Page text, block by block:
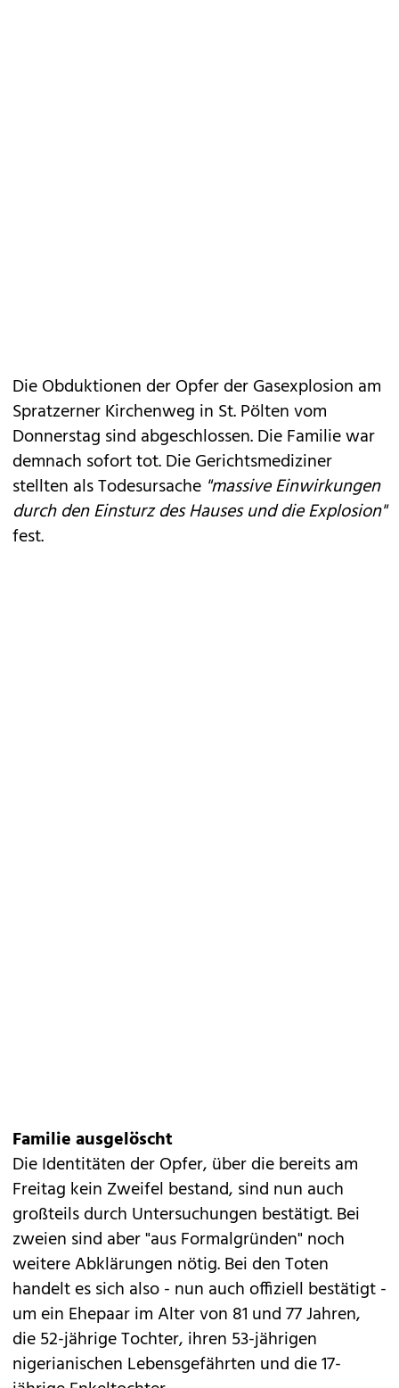
Die Obduktionen der Opfer der Gasexplosion am
Spratzerner Kirchenweg in St. Pölten vom
Donnerstag sind abgeschlossen. Die Familie war
demnach sofort tot. Die Gerichtsmediziner
stellten als Todesursache "massive Einwirkungen
durch den Einsturz des Hauses und die Explosion"
fest.
Familie ausgelöscht
Die Identitäten der Opfer, über die bereits am
Freitag kein Zweifel bestand, sind nun auch
großteils durch Untersuchungen bestätigt. Bei
zweien sind aber "aus Formalgründen" noch
weitere Abklärungen nötig. Bei den Toten
handelt es sich also - nun auch offiziell bestätigt -
um ein Ehepaar im Alter von 81 und 77 Jahren,
die 52-jährige Tochter, ihren 53-jährigen
nigerianischen Lebensgefährten und die 17-